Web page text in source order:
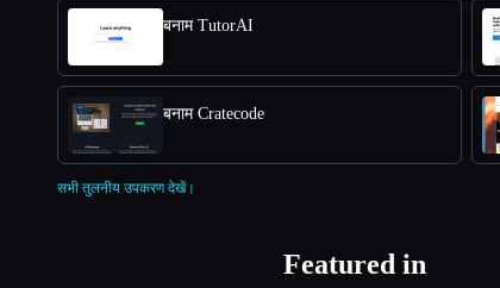
बनाम TutorAI
बनाम Cratecode
सभी तुलनीय उपकरण देखें।
Featured in